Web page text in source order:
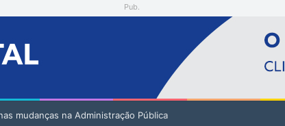
Pub.
mudanças na Administração Pública